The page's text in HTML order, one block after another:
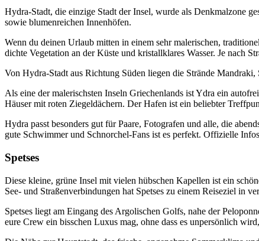
Hydra-Stadt, die einzige Stadt der Insel, wurde als Denkmalzone
sowie blumenreichen Innenhöfen.
Wenn du deinen Urlaub mitten in einem sehr malerischen,
dichte Vegetation an der Küste und kristallklares Wasser. Je nach
Von Hydra-Stadt aus Richtung Süden liegen die Strände
Als eine der malerischsten Inseln Griechenlands ist Ydra ein
Häuser mit roten Ziegeldächern. Der Hafen ist ein beliebter
Hydra passt besonders gut für Paare, Fotografen und alle, die
gute Schwimmer und Schnorchel-Fans ist es perfekt. Offizielle
Spetses
Diese kleine, grüne Insel mit vielen hübschen Kapellen ist ein
See- und Straßenverbindungen hat Spetses zu einem Reiseziel in
Spetses liegt am Eingang des Argolischen Golfs, nahe der
eure Crew ein bisschen Luxus mag, ohne dass es unpersönlich